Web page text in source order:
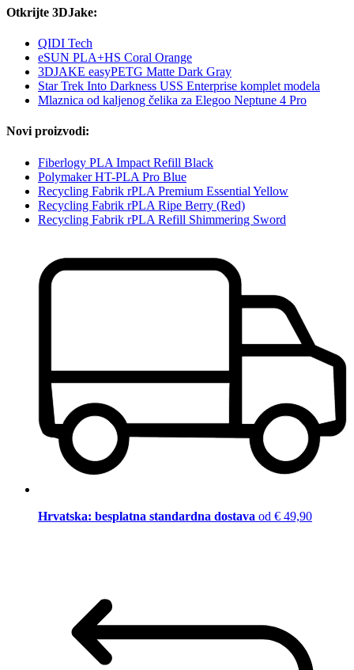
Otkrijte 3DJake:
QIDI Tech
eSUN PLA+HS Coral Orange
3DJAKE easyPETG Matte Dark Gray
Star Trek Into Darkness USS Enterprise komplet modela
Mlaznica od kaljenog čelika za Elegoo Neptune 4 Pro
Novi proizvodi:
Fiberlogy PLA Impact Refill Black
Polymaker HT-PLA Pro Blue
Recycling Fabrik rPLA Premium Essential Yellow
Recycling Fabrik rPLA Ripe Berry (Red)
Recycling Fabrik rPLA Refill Shimmering Sword
Hrvatska: besplatna standardna dostava od € 49,90